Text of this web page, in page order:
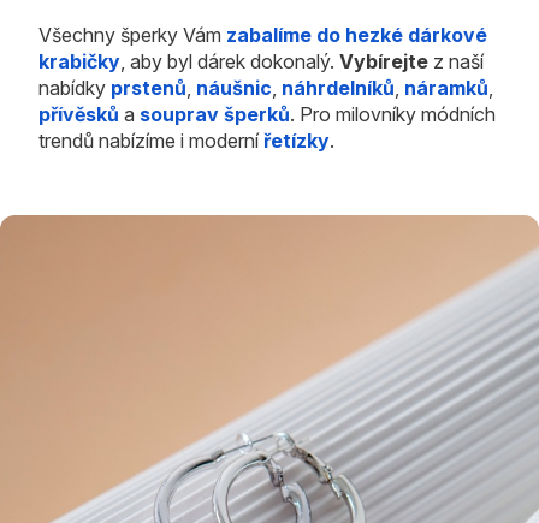
Všechny šperky Vám zabalíme do hezké dárkové
krabičky, aby byl dárek dokonalý. Vybírejte z naší
nabídky prstenů, náušnic, náhrdelníků, náramků,
přívěsků a souprav šperků. Pro milovníky módních
trendů nabízíme i modernířetízky.